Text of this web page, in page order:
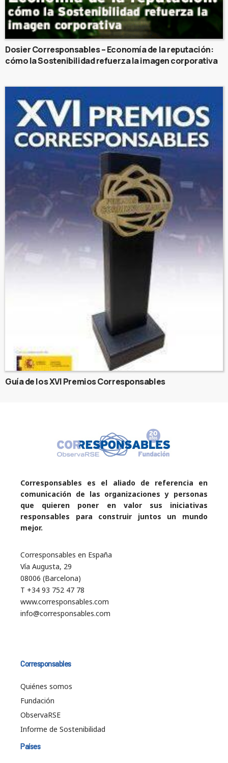
Dosier Corresponsables – Economía de la reputación:
cómo la Sostenibilidad refuerza la imagen corporativa
Guía de los XVI Premios Corresponsables
Corresponsables es el aliado de referencia en
comunicación de las organizaciones y personas
que quieren poner en valor sus iniciativas
responsables para construir juntos un mundo
mejor.
Corresponsables en España
Vía Augusta, 29
08006 (Barcelona)
T +34 93 752 47 78
www.corresponsables.com
info@corresponsables.com
Corresponsables
Quiénes somos
Fundación
ObservaRSE
Informe de Sostenibilidad
Países